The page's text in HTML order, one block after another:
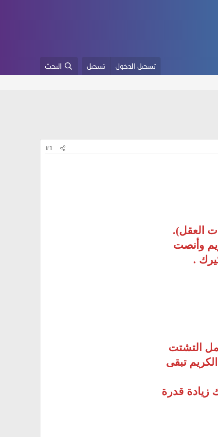
تسجيل الدخول تسجيل البحث
#1
العقل).
وأنصت
.
التشتت
تبقى
زيادة قدرة